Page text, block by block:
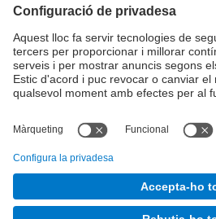
E-mail :junta.pasf@upc.edu
Formulari de contacte
Junta PAS Funcionari